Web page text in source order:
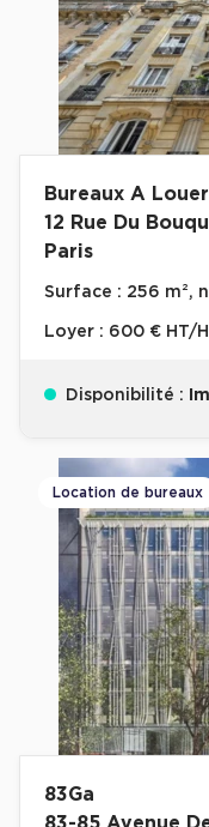
Bureaux A Louer
12 Rue Du
Paris
Surface : 256 m²,
Loyer : 600 € HT/
Disponibilité :
Location de bureaux
83Ga